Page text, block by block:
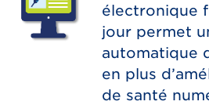
électronique
jour permet
automatique
en plus
de santé